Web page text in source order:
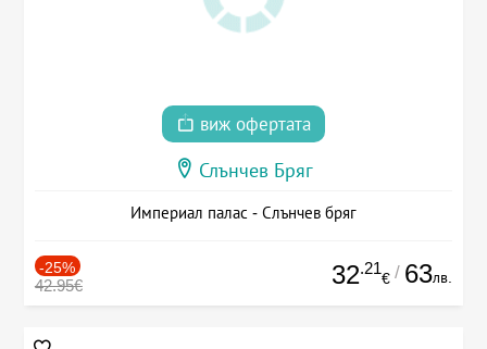
виж офертата
Слънчев Бряг
Империал палас - Слънчев бряг
-25%
42.95€ 32.21
€ / 63лв.